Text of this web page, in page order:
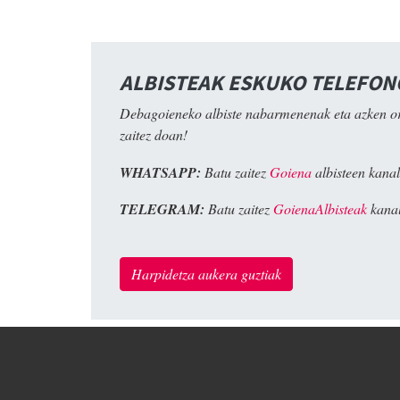
ALBISTEAK ESKUKO
Debagoieneko albiste nabarmenenak eta azken
zaitez doan!
WHATSAPP: Batu zaitezGoienaalbisteen
TELEGRAM: Batu zaitezGoienaAlbisteak
Harpidetza aukera guztiak